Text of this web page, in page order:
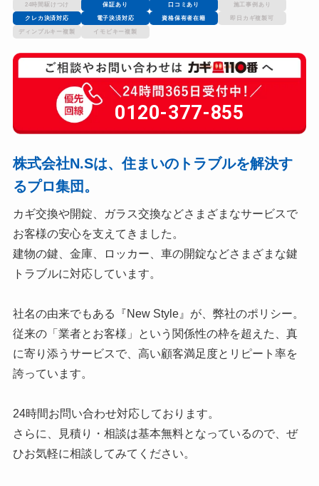
24時間駆けつけ 保証あり 口コミあり 施工事例あり
クレカ決済対応 電子決済対応 資格保有者在籍 即日カギ複製可
ディンプルキー複製 イモビキー複製
0120-377-855
株式会社N.Sは、住まいのトラブルを解決す
るプロ集団。
カギ交換や開錠、ガラス交換などさまざまなサービスで
お客様の安心を支えてきました。
建物の鍵、金庫、ロッカー、車の開錠などさまざまな鍵
トラブルに対応しています。
社名の由来でもある『New Style』が、弊社のポリシー。
従来の「業者とお客様」という関係性の枠を超えた、真
に寄り添うサービスで、高い顧客満足度とリピート率を
誇っています。
24時間お問い合わせ対応しております。
さらに、見積り・相談は基本無料となっているので、ぜ
ひお気軽に相談してみてください。